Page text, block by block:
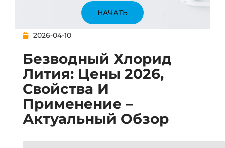
НАЧАТЬ
2026-04-10
Безводный Хлорид
Лития: Цены 2026,
Свойства И
Применение –
Актуальный Обзор